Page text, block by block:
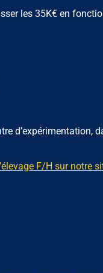
les 35K€ en
d’expérimentation,
F/H sur notre